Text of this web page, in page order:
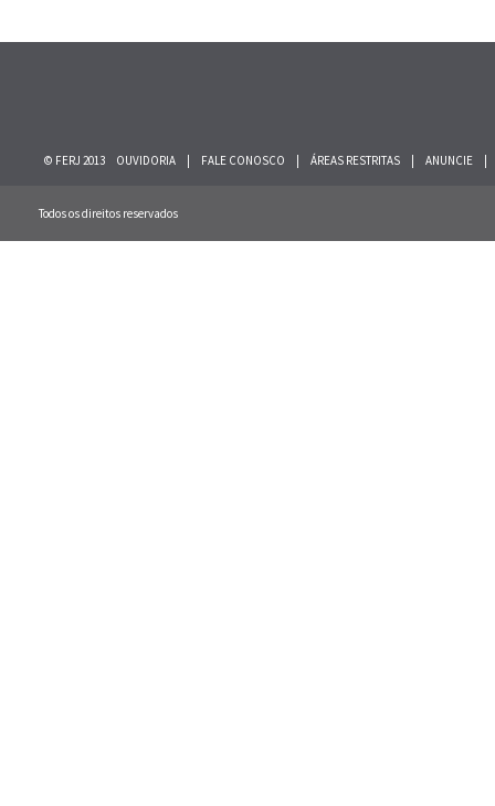
© FERJ 2013 OUVIDORIA FALE CONOSCO ÁREAS RESTRITAS ANUNCIE
Todos os direitos reservados